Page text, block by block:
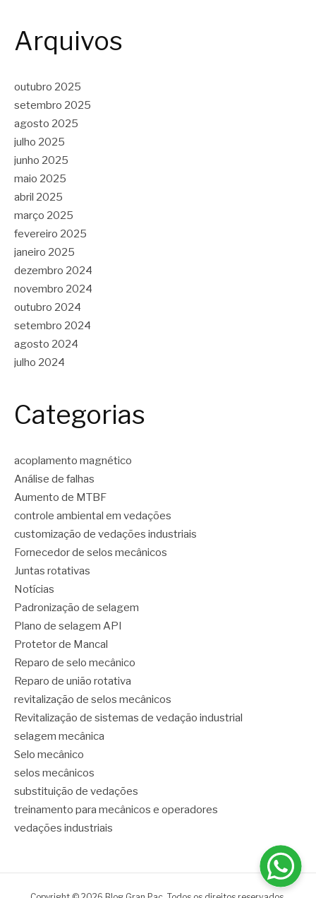
Arquivos
outubro 2025
setembro 2025
agosto 2025
julho 2025
junho 2025
maio 2025
abril 2025
março 2025
fevereiro 2025
janeiro 2025
dezembro 2024
novembro 2024
outubro 2024
setembro 2024
agosto 2024
julho 2024
Categorias
acoplamento magnético
Análise de falhas
Aumento de MTBF
controle ambiental em vedações
customização de vedações industriais
Fornecedor de selos mecânicos
Juntas rotativas
Notícias
Padronização de selagem
Plano de selagem API
Protetor de Mancal
Reparo de selo mecânico
Reparo de união rotativa
revitalização de selos mecânicos
Revitalização de sistemas de vedação industrial
selagem mecânica
Selo mecânico
selos mecânicos
substituição de vedações
treinamento para mecânicos e operadores
vedações industriais